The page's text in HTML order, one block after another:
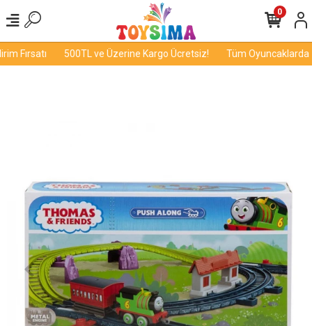
Fırsatı 500TL ve Üzerine Kargo Ücretsiz! Tüm Oyuncaklarda
0